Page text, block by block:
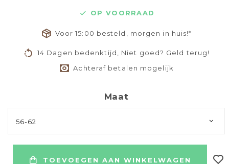
OP VOORRAAD
Voor 15:00 besteld, morgen in huis!*
14 Dagen bedenktijd, Niet goed? Geld terug!
Achteraf betalen mogelijk
Maat
56-62
TOEVOEGEN AAN WINKELWAGEN